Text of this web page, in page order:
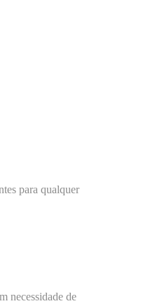
para qualquer
necessidade de